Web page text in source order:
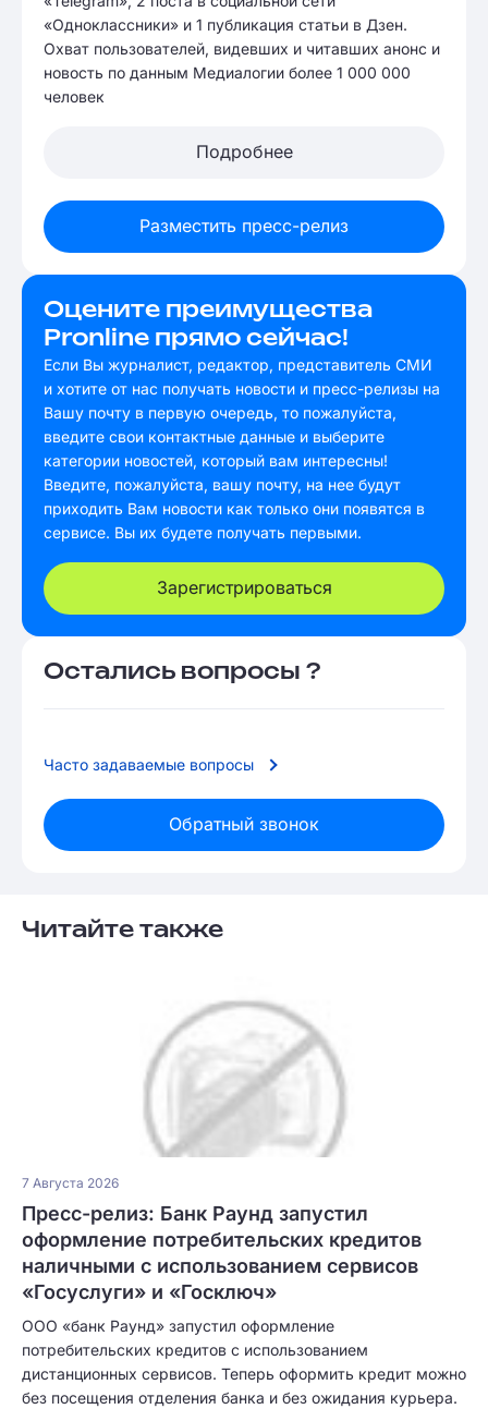
«Одноклассники» и 1 публикация статьи в Дзен.
Охват пользователей, видевших и читавших анонс и
новость по данным Медиалогии более 1 000 000
человек
Подробнее
Разместить пресс-релиз
Оцените преимущества
Pronline прямо сейчас!
Если Вы журналист, редактор, представитель СМИ
и хотите от нас получать новости и пресс-релизы на
Вашу почту в первую очередь, то пожалуйста,
введите свои контактные данные и выберите
категории новостей, который вам интересны!
Введите, пожалуйста, вашу почту, на нее будут
приходить Вам новости как только они появятся в
сервисе. Вы их будете получать первыми.
Зарегистрироваться
Остались вопросы ?
Часто задаваемые вопросы
Обратный звонок
Читайте также
7 Августа 2026
Пресс-релиз: Банк Раунд запустил
оформление потребительских кредитов
наличными с использованием сервисов
«Госуслуги» и «Госключ»
ООО «банк Раунд» запустил оформление
потребительских кредитов с использованием
дистанционных сервисов. Теперь оформить кредит можно
без посещения отделения банка и без ожидания курьера.